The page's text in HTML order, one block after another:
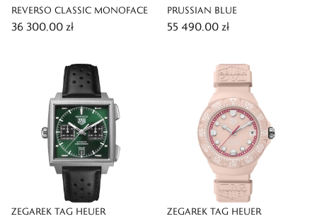
REVERSO CLASSIC MONOFACE
36 300,00 zł
PRUSSIAN BLUE
55 490,00 zł
ZEGAREK TAG HEUER
ZEGAREK TAG HEUER